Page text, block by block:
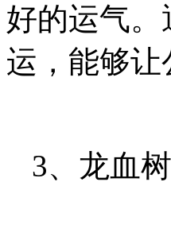
好的运气
运，能够
3、龙血树